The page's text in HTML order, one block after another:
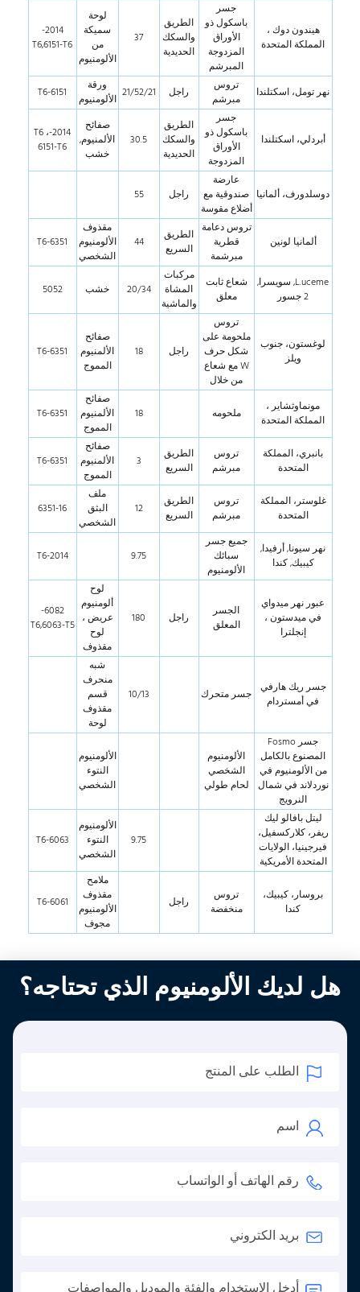
هيندون دوك ،
المملكة المتحدة
جسر
باسكول ذو
الأوراق
المزدوجة
المبرشم
الطريق
والسكك
الحديدية
37
لوحة
سميكة
من
الألومنيوم
2014-
T6,6151-T6
نهر تومل، اسكتلندا
تروس
مبرشم
راجل 21/52/21
ورقة
الألومنيوم
6151-T6
أبردلي، اسكتلندا
جسر
باسكول ذو
الأوراق
المزدوجة
الطريق
والسكك
الحديدية
30.5
صفائح
الألمنيوم,
خشب
2014-T6 ،
6151-T6
دوسلدورف، ألمانيا
عارضة
صندوقية مع
أضلاع مقوسة
راجل 55
ألمانيا لونين
تروس دعامة
قطرية
مبرشمة
الطريق
السريع
44
مقذوف
الألومنيوم
الشخصي
6351-T6
L.uceme, سويسرا,
2 جسور
شعاع ثابت
معلق
مركبات
المشاة
والماشية
20/34 خشب 5052
لوغستون، جنوب
ويلز
تروس
ملحومة على
شكل حرف
W مع شعاع
من خلال
راجل 18
صفائح
الألمنيوم
المموج
6351-T6
مونماوثشاير ،
المملكة المتحدة
ملحومه 18
صفائح
الألمنيوم
المموج
6351-T6
بانبري، المملكة
المتحدة
تروس
مبرشم
الطريق
السريع
3
صفائح
الألمنيوم
المموج
6351-T6
غلوستر، المملكة
المتحدة
تروس
مبرشم
الطريق
السريع
12
ملف
البثق
الشخصي
6351-16
نهر سيونا, أرفيدا,
كيبيك, كندا
جميع جسر
سبائك
الألومنيوم
9.75
2014-T6
عبور نهر ميدواي
في ميدستون ،
إنجلترا
الجسر
المعلق
راجل 180
لوح
ألومنيوم
عريض ،
لوح
مقذوف
6082-
T6,6063-T5
جسر ريك هارفي
في أمستردام
جسر متحرك 10/13
شبه
منحرف
قسم
مقذوف
لوحة
جسر Fosmo
المصنوع بالكامل
من الألومنيوم في
نوردلاند في شمال
النرويج
الألومنيوم
الشخصي
لحام طولي
الألومنيوم
النتوء
الشخصي
ليتل بافالو ليك
ريفر، كلاركسفيل،
فيرجينيا، الولايات
المتحدة الأمريكية
9.75
الألومنيوم
النتوء
الشخصي
6063-T6
بروسار، كيبيك،
كندا
تروس
منخفضة
راجل
ملامح
مقذوف
الألومنيوم
مجوف
6061-T6
هل لديك الألومنيوم الذي تحتاجه؟